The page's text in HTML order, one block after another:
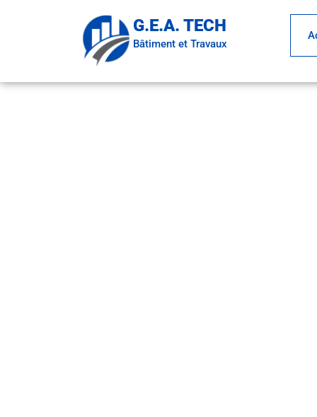
G.E.A. TECH
Bâtiment et Travaux